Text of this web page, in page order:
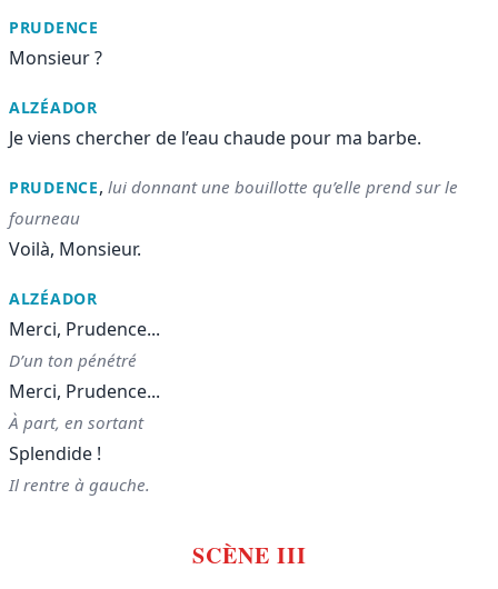
PRUDENCE
Monsieur ?
ALZÉADOR
Je viens chercher de l’eau chaude pour ma barbe.
PRUDENCE, lui donnant une bouillotte qu’elle prend sur le
fourneau
Voilà, Monsieur.
ALZÉADOR
Merci, Prudence...
D’un ton pénétré
Merci, Prudence...
À part, en sortant
Splendide !
Il rentre à gauche.
SCÈNE III